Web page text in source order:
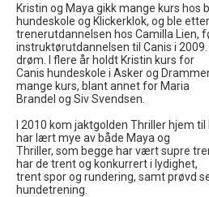
Kristin og Maya gikk mange kurs hos
hundeskole og Klickerklok, og ble
trenerutdannelsen hos Camilla Lien,
instruktørutdannelsen til Canis i
drøm. I flere år holdt Kristin kurs for
Canis hundeskole i Asker og
mange kurs, blant annet for Maria
Brandel og Siv Svendsen.
I 2010 kom jaktgolden Thriller hjem
har lært mye av både Maya og
Thriller, som begge har vært supre
har de trent og konkurrert i lydighet,
trent spor og rundering, samt prøvd
hundetrening.